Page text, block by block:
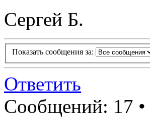
Сергей Б.
Показать сообщения за:
Ответить
Сообщений: 17 •